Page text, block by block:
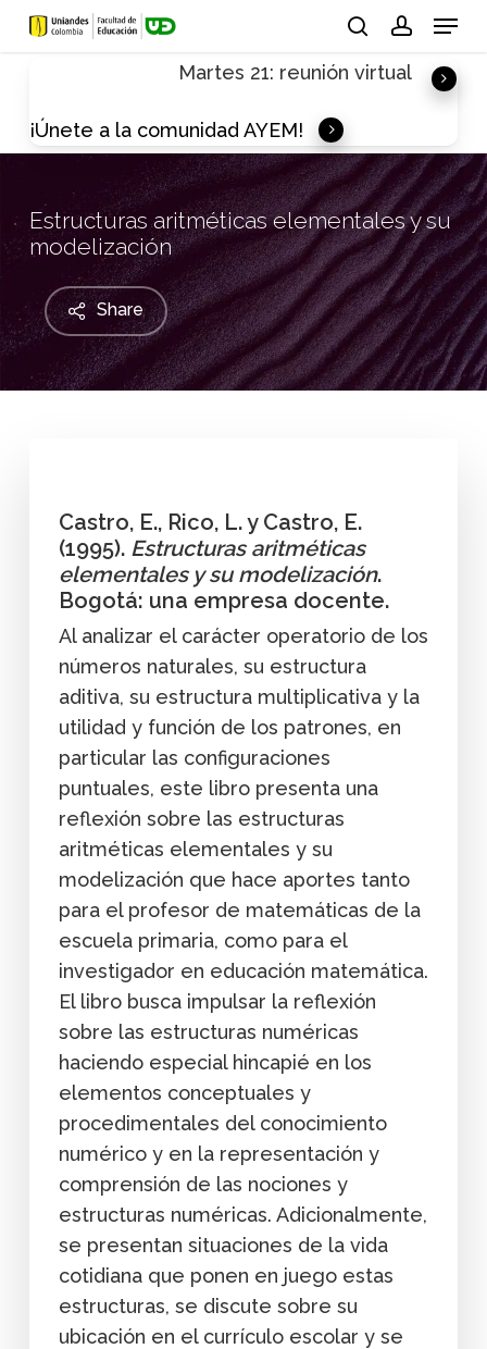
Skip
Menu
Martes 21: reunión virtual
¡Únete a la comunidad AYEM!
Estructuras aritméticas elementales y su
modelización
Share
Castro, E., Rico, L. y Castro, E.
(1995). Estructuras aritméticas
elementales y su modelización.
Bogotá: una empresa docente.
Al analizar el carácter operatorio de los
números naturales, su estructura
aditiva, su estructura multiplicativa y la
utilidad y función de los patrones, en
particular las configuraciones
puntuales, este libro presenta una
reflexión sobre las estructuras
aritméticas elementales y su
modelización que hace aportes tanto
para el profesor de matemáticas de la
escuela primaria, como para el
investigador en educación matemática.
El libro busca impulsar la reflexión
sobre las estructuras numéricas
haciendo especial hincapié en los
elementos conceptuales y
procedimentales del conocimiento
numérico y en la representación y
comprensión de las nociones y
estructuras numéricas. Adicionalmente,
se presentan situaciones de la vida
cotidiana que ponen en juego estas
estructuras, se discute sobre su
ubicación en el currículo escolar y se